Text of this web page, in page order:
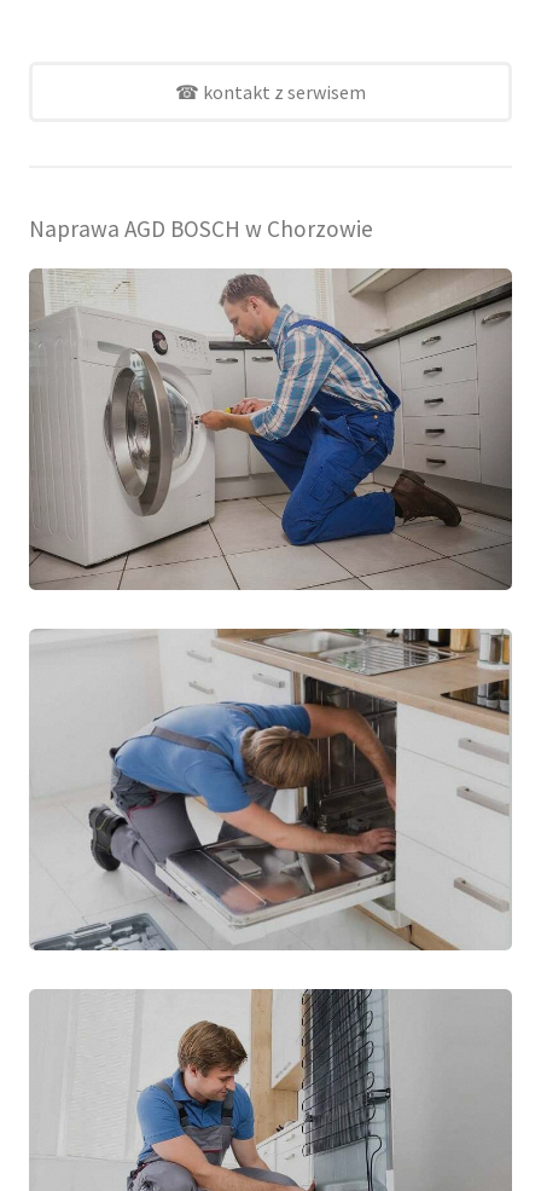
☎ kontakt z serwisem
Naprawa AGD BOSCH w Chorzowie